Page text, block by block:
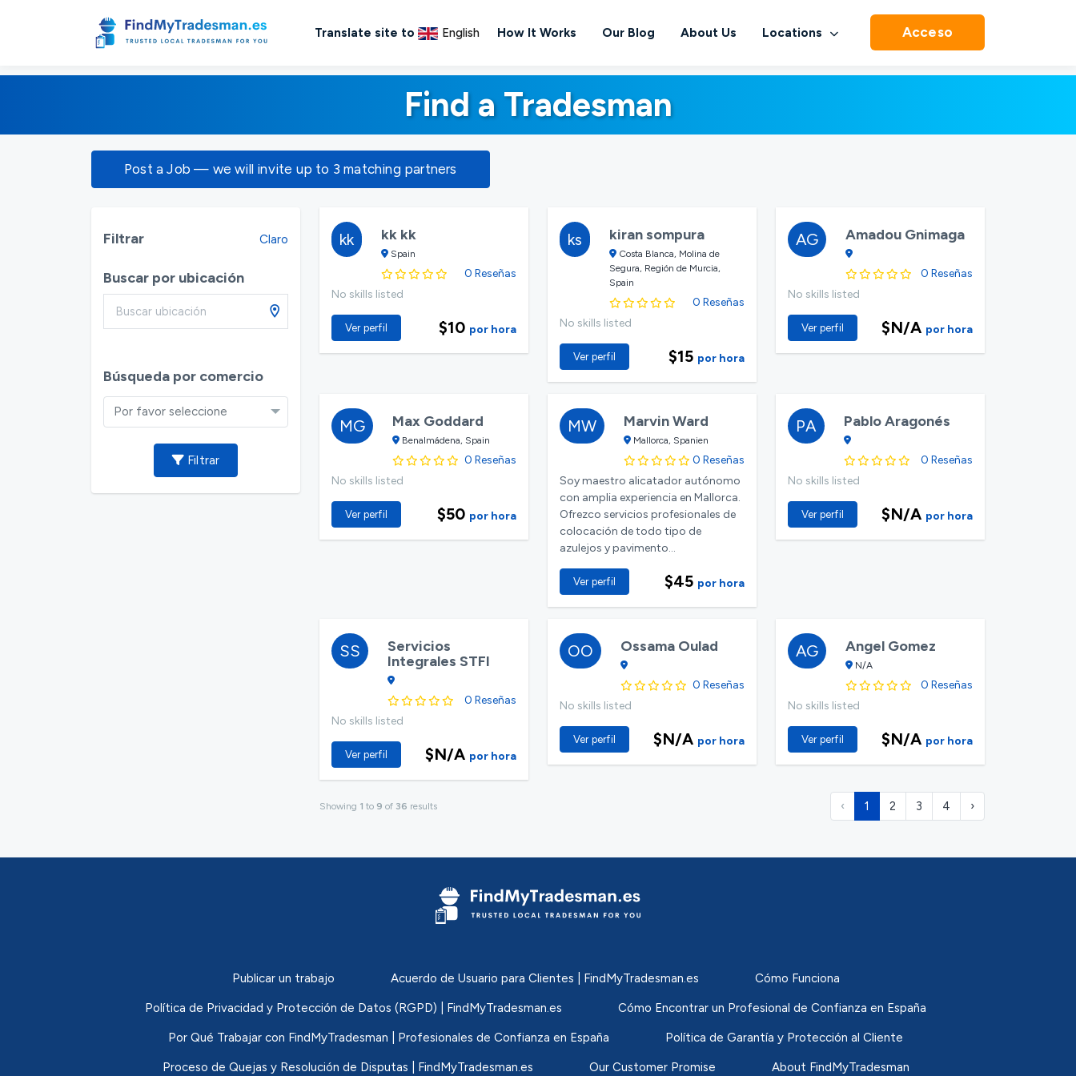
Translate site to English How It Works Our Blog About Us Locations Acceso
Find a Tradesman
Post a Job — we will invite up to 3 matching partners
Filtrar Claro
Buscar por ubicación
Búsqueda por comercio
Por favor seleccione
Filtrar
kk kk kk
Spain
0 Reseñas
No skills listed
Ver perfil $10 por hora
ks kiran sompura
Costa Blanca, Molina de
Segura, Región de Murcia,
Spain
0 Reseñas
No skills listed
Ver perfil $15 por hora
AG Amadou Gnimaga
0 Reseñas
No skills listed
Ver perfil $N/A por hora
MG Max Goddard
Benalmádena, Spain
0 Reseñas
No skills listed
Ver perfil $50 por hora
MW Marvin Ward
Mallorca, Spanien
0 Reseñas
Soy maestro alicatador autónomo
con amplia experiencia en Mallorca.
Ofrezco servicios profesionales de
colocación de todo tipo de
azulejos y pavimento...
Ver perfil $45 por hora
PA Pablo Aragonés
0 Reseñas
No skills listed
Ver perfil $N/A por hora
SS
Servicios
Integrales STFI
0 Reseñas
No skills listed
Ver perfil $N/A por hora
OO Ossama Oulad
0 Reseñas
No skills listed
Ver perfil $N/A por hora
AG Angel Gomez
N/A
0 Reseñas
No skills listed
Ver perfil $N/A por hora
Showing 1 to 9 of 36 results ‹ 1 2 3 4 ›
Publicar un trabajo Acuerdo de Usuario para Clientes | FindMyTradesman.es Cómo Funciona
Política de Privacidad y Protección de Datos (RGPD) | FindMyTradesman.es Cómo Encontrar un Profesional de Confianza en España
Por Qué Trabajar con FindMyTradesman | Profesionales de Confianza en España Política de Garantía y Protección al Cliente
Proceso de Quejas y Resolución de Disputas | FindMyTradesman.es Our Customer Promise About FindMyTradesman